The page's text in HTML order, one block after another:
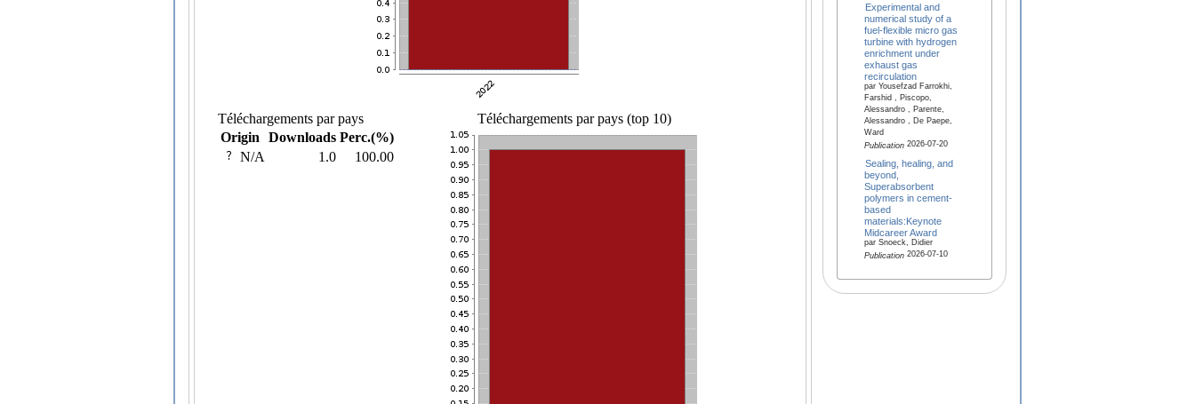
Experimental and
numerical study of a
fuel-flexible micro gas
turbine with hydrogen
enrichment under
exhaust gas
recirculation
par Yousefzad Farrokhi,
Farshid , Piscopo,
Alessandro , Parente,
Alessandro , De Paepe,
Ward
Publication2026-07-20
Sealing, healing, and
beyond,
Superabsorbent
polymers in cement-
based
materials:Keynote
Midcareer Award
par Snoeck, Didier
Publication2026-07-10